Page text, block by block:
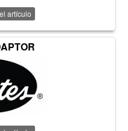
artículo